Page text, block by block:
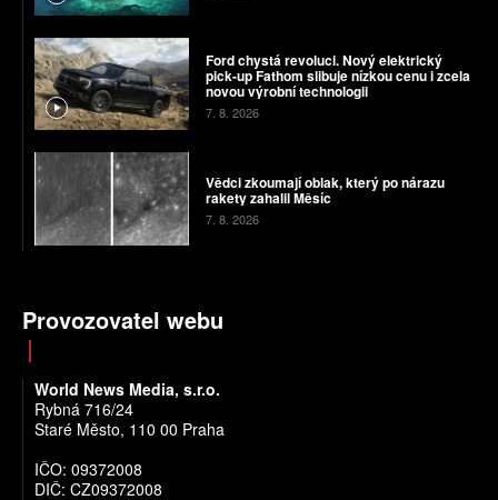
Ford chystá revoluci. Nový elektrický
pick-up Fathom slibuje nízkou cenu i zcela
novou výrobní technologii
7. 8. 2026
Vědci zkoumají oblak, který po nárazu
rakety zahalil Měsíc
7. 8. 2026
Provozovatel webu
World News Media, s.r.o.
Rybná 716/24
Staré Město, 110 00 Praha
IČO: 09372008
DIČ: CZ09372008